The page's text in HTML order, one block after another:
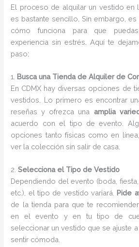
El proceso de alquilar un vestido en
es bastante sencillo. Sin embargo,
cómo funciona para que
experiencia sin estrés. Aquí te
paso:
1. Busca una Tienda de Alquiler de
En CDMX hay diversas opciones de
vestidos. Lo primero es encontrar
reseñas y ofrezca una amplia
acuerdo con el tipo de evento.
opciones tanto físicas como en
ver la colección sin salir de casa.
2.Selecciona el Tipo de Vestido
Dependiendo del evento (boda,
etc.), el tipo de vestido variará. Pide
de la tienda para que te
en el evento y en tu tipo de
seleccionar un vestido que se ajuste
sentir cómoda.